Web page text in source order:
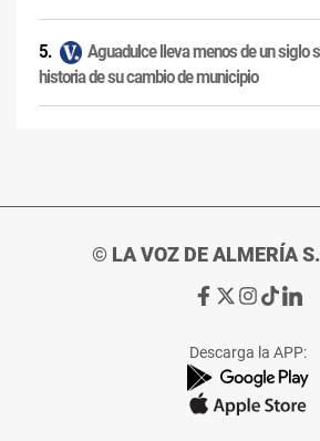
Aguadulce lleva menos de un siglo
historia de su cambio de municipio
© LA VOZ DE ALMERÍA
Ir
de
La
Voz
Ir
de
La
Voz
Ir
de
La
Voz
Ir
de
La
Voz
Ir
de
La
Voz
Descarga la APP: